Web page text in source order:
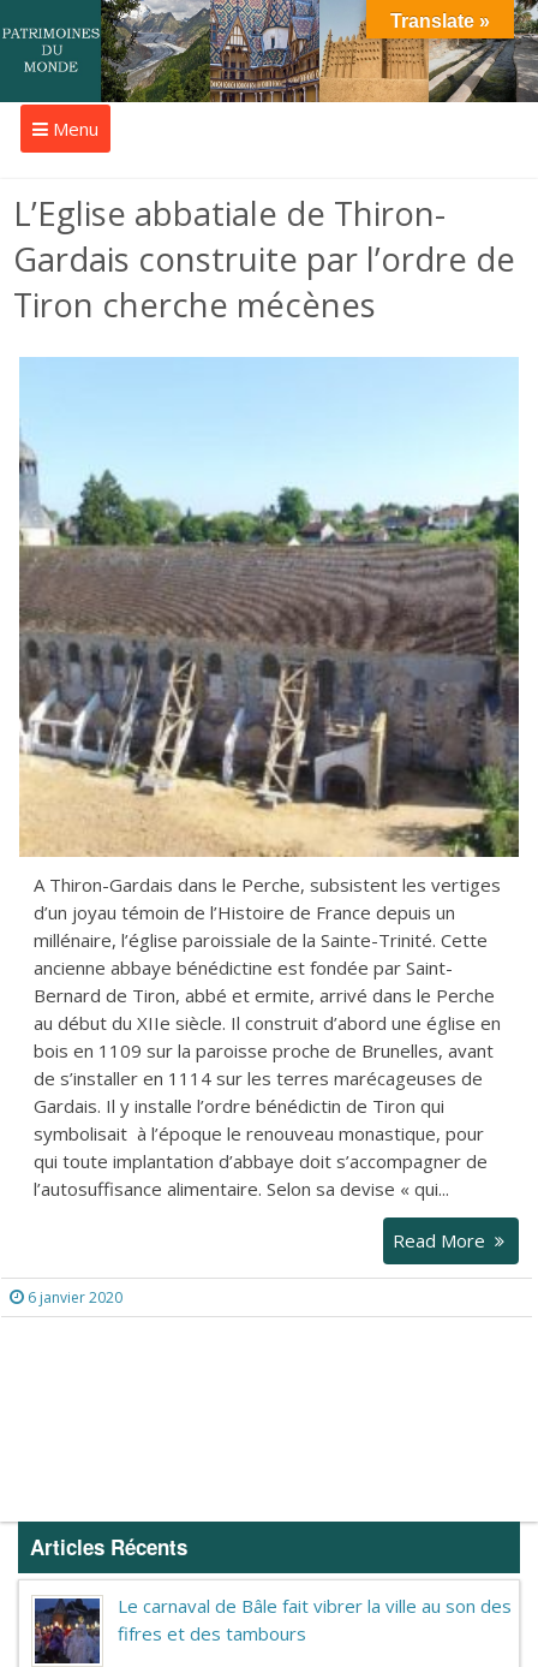
Menu
L’Eglise abbatiale de Thiron-
Gardais construite par l’ordre de
Tiron cherche mécènes
A Thiron-Gardais dans le Perche, subsistent les vertiges
d’un joyau témoin de l’Histoire de France depuis un
millénaire, l’église paroissiale de la Sainte-Trinité. Cette
ancienne abbaye bénédictine est fondée par Saint-
Bernard de Tiron, abbé et ermite, arrivé dans le Perche
au début du XIIe siècle. Il construit d’abord une église en
bois en 1109 sur la paroisse proche de Brunelles, avant
de s’installer en 1114 sur les terres marécageuses de
Gardais. Il y installe l’ordre bénédictin de Tiron qui
symbolisait à l’époque le renouveau monastique, pour
qui toute implantation d’abbaye doit s’accompagner de
l’autosuffisance alimentaire. Selon sa devise « qui...
Read More
6 janvier 2020
Articles Récents
Le carnaval de Bâle fait vibrer la ville au son des
fifres et des tambours
Translate »